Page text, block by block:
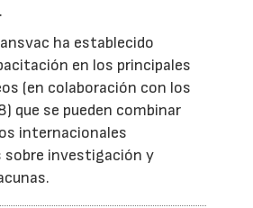
ha establecido
en los principales
(en colaboración con los
que se pueden combinar
internacionales
sobre investigación y